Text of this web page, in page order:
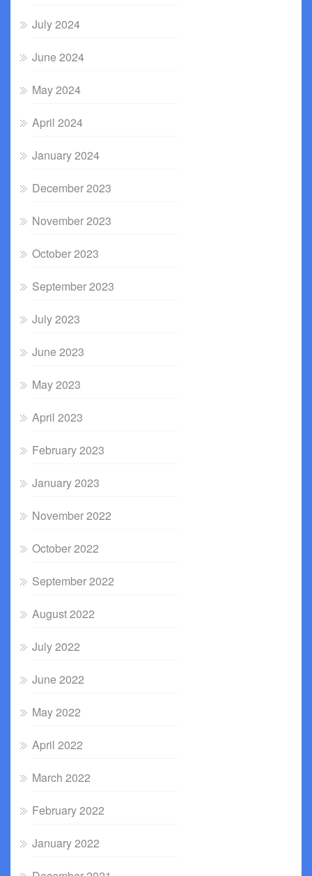
July 2024
June 2024
May 2024
April 2024
January 2024
December 2023
November 2023
October 2023
September 2023
July 2023
June 2023
May 2023
April 2023
February 2023
January 2023
November 2022
October 2022
September 2022
August 2022
July 2022
June 2022
May 2022
April 2022
March 2022
February 2022
January 2022